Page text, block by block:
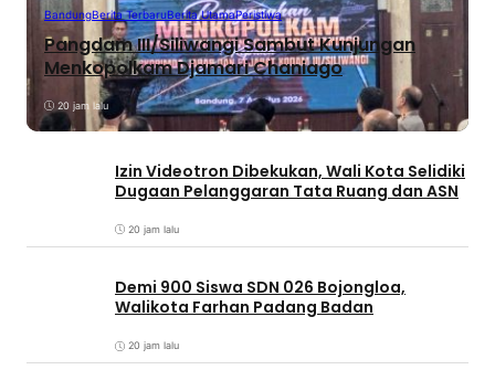
BandungBerita TerbaruBerita UtamaPeristiwa
Pangdam III/Siliwangi Sambut Kunjungan
Menkopolkam Djamari Chaniago
20 jam lalu
Izin Videotron Dibekukan, Wali Kota Selidiki
Dugaan Pelanggaran Tata Ruang dan ASN
20 jam lalu
Demi 900 Siswa SDN 026 Bojongloa,
Walikota Farhan Padang Badan
20 jam lalu